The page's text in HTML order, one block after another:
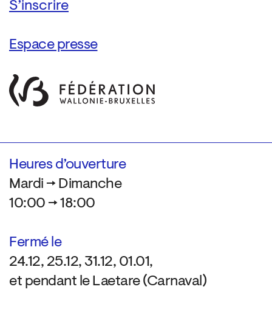
Espace presse
Heures d’ouverture
Mardi → Dimanche
10:00 → 18:00
Fermé le
24.12, 25.12, 31.12, 01.01,
et pendant le Laetare (Carnaval)